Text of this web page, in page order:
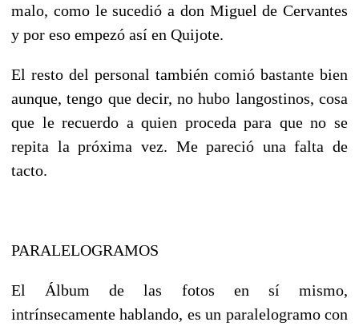
malo, como le sucedió a don Miguel de Cervantes
y por eso empezó así en Quijote.
El resto del personal también comió bastante bien
aunque, tengo que decir, no hubo langostinos, cosa
que le recuerdo a quien proceda para que no se
repita la próxima vez. Me pareció una falta de
tacto.
PARALELOGRAMOS
El Álbum de las fotos en sí mismo,
intrínsecamente hablando, es un paralelogramo con